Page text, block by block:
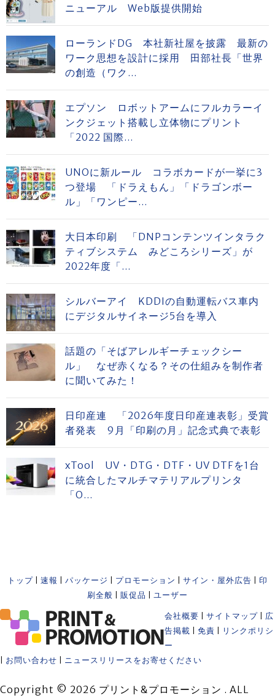
ニューアル Web版提供開始
ローランドDG 本社新社屋を披露 最新の
ワーク思想を設計に採用 田部社長「世界
の創造（ワク...
エプソン ロボットアームにフルカラーイ
ンクジェット搭載し立体物にプリント
「2022 国際...
UNOに新ルール コラボカードが一挙に3
つ登場 「ドラえもん」「ドラゴンボー
ル」「ワンピー...
大日本印刷 「DNPコンテンツインタラク
ティブシステム みどころシリーズ」が
2022年度「...
シルバーアイ KDDIの自動運転バス車内
にデジタルサイネージ5台を導入
話題の「そばアレルギーチェックシー
ル」 なぜ赤くなる？その仕組みを制作者
に聞いてみた！
日印産連 「2026年度日印産連表彰」受賞
者発表 9月「印刷の月」記念式典で表彰
xTool UV・DTG・DTF・UV DTFを1台
に統合したマルチマテリアルプリンタ
「O...
トップ 速報 パッケージ プロモーション サイン・屋外広告
印
刷全般
販促品 ユーザー
会社概要 サイトマップ
広
告掲載
免責
リンクポリシ
ー
お問い合わせ ニュースリリースをお寄せください
Copyright © 2026 プリント&プロモーション . ALL